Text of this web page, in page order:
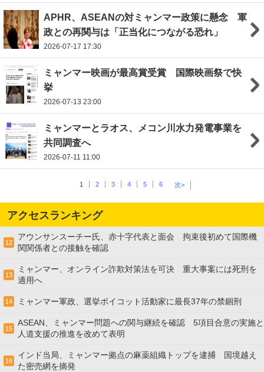
APHR、ASEANの対ミャンマー政策に懸念 軍
政との再関与は「正当化につながる恐れ」
2026-07-17 17:30
ミャンマー映画が最高賞受賞 国際映画祭で快
挙
2026-07-13 23:00
ミャンマーとラオス、メコン川水力発電事業を
共同調査へ
2026-07-11 11:00
1 2 3 4 5 6 次>
アクセスランキング
12
アウンサンスーチー氏、赤十字代表と面会 拘束後初めて国際機
関関係者との接触を確認
13
ミャンマー、オンライン詐欺対策法を可決 重大事案には死刑を
適用へ
14 ミャンマー軍政、選挙ボイコット活動家に最長37年の禁錮刑
15
ASEAN、ミャンマー問題への関与継続を確認 5項目合意の実施と
人道支援の推進を改めて表明
16
インド当局、ミャンマー拠点の麻薬組織トップを逮捕 国境越え
た密売網を摘発